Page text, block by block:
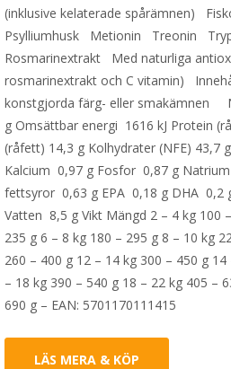
(inklusive kelaterade spårämnen)
Psylliumhusk Metionin Treonin
Rosmarinextrakt Med naturliga
rosmarinextrakt och C vitamin)
konstgjorda färg- eller smakämnen
g Omsättbar energi 1616 kJ Protein
(råfett) 14,3 g Kolhydrater (NFE) 43,7
Kalcium 0,97 g Fosfor 0,87 g
fettsyror 0,63 g EPA 0,18 g DHA 0,2
Vatten 8,5 g Vikt Mängd 2 – 4 kg 100
235 g 6 – 8 kg 180 – 295 g 8 – 10 kg
260 – 400 g 12 – 14 kg 300 – 450 g
– 18 kg 390 – 540 g 18 – 22 kg 405 –
690 g – EAN: 5701170111415
LÄS MERA & KÖP